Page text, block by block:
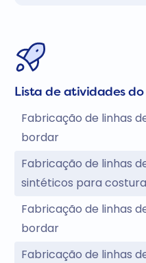
Lista de atividades do
Fabricação de linhas
bordar
Fabricação de linhas
sintéticos para
Fabricação de linhas
bordar
Fabricação de linhas